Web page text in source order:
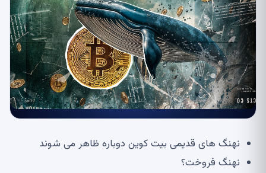
نهنگ های قدیمی بیت کوین دوباره ظاهر می شوند
نهنگ فروخت؟